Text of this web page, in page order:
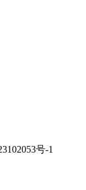
号-1